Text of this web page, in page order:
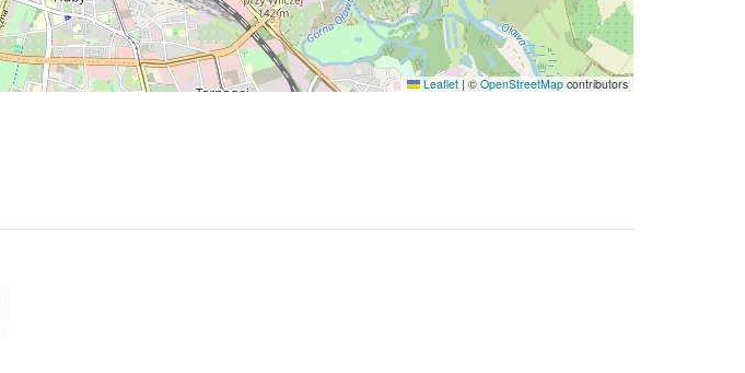
Leaflet | © OpenStreetMap contributors